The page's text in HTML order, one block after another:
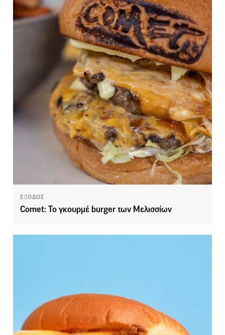
ΕΞΟΔΟΣ
Comet: Το γκουρμέ burger των Μελισσίων